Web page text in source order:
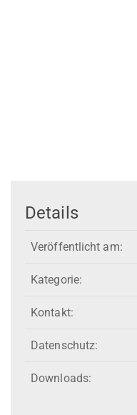
Details
Veröffentlicht am:
Kategorie:
Kontakt:
Datenschutz:
Downloads: